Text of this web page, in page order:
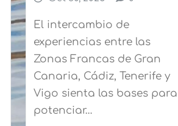
El intercambio de
experiencias entre las
Zonas Francas de Gran
Canaria, Cádiz, Tenerife y
Vigo sienta las bases para
potenciar…